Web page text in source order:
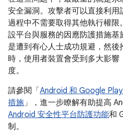
安全漏洞。攻擊者可以直接利用
過程中不需要取得其他執行權限
設平台與服務的因應防護措施
是遭到有心人士成功規避，然後
時，使用者裝置會受到多大影
度。
請參閱「 Android 和 Google
措施」，進一步瞭解有助提高
Android 安全性平台防護功能和
制。